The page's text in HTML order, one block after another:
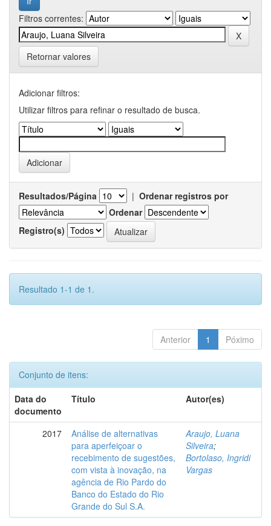
Filtros correntes:
Retornar valores
Adicionar filtros:
Utilizar filtros para refinar o resultado de busca.
Resultados/Página | Ordenar registros por
Ordenar
Registro(s)
Resultado 1-1 de 1.
Anterior 1 Póximo
Conjunto de itens:
Data do
documento
Título Autor(es)
2017
Análise de alternativas
para aperfeiçoar o
recebimento de sugestões,
com vista à inovação, na
agência de Rio Pardo do
Banco do Estado do Rio
Grande do Sul S.A.
Araujo, Luana
Silveira;
Bortolaso, Ingridi
Vargas